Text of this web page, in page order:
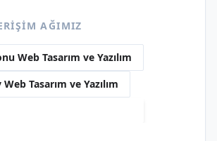
AĞIMIZ
Web Tasarım ve Yazılım
Tasarım ve Yazılım